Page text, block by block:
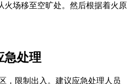
火场移至空旷处。然后根据着火原
急处理
，限制出入。建议应急处理人员